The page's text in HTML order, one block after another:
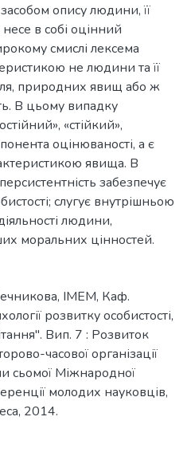
опису людини, її
в собі оцінний
смислі лексема
не людини та її
природних явищ або ж
В цьому випадку
«стійкий»,
оцінюваності, а є
явища. В
забезпечує
слугує внутрішньою
людини,
моральних цінностей.
ІМЕМ, Каф.
розвитку особистості,
Вип. 7 : Розвиток
часової організації
сьомої Міжнародної
молодих науковців,
2014.